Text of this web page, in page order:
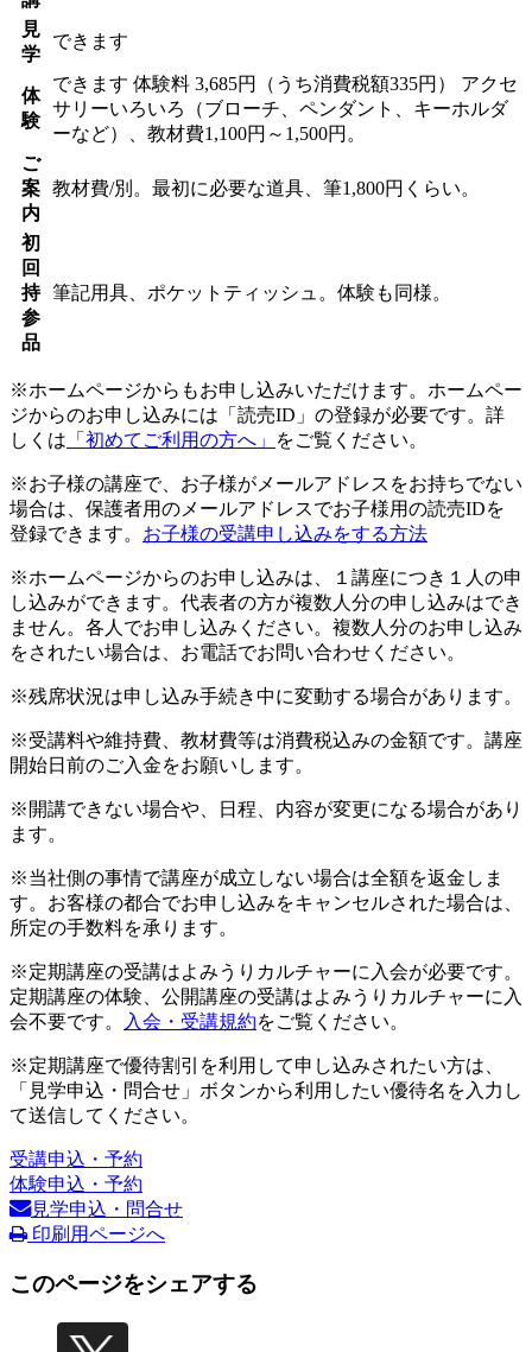
見
学
できます
体
験
できます 体験料 3,685円（うち消費税額335円） アクセ
サリーいろいろ（ブローチ、ペンダント、キーホルダ
ーなど）、教材費1,100円～1,500円。
ご
案
内
教材費/別。最初に必要な道具、筆1,800円くらい。
初
回
持
参
品
筆記用具、ポケットティッシュ。体験も同様。
※ホームページからもお申し込みいただけます。ホームペー
ジからのお申し込みには「読売ID」の登録が必要です。詳
しくは 「初めてご利用の方へ」 をご覧ください。
※お子様の講座で、お子様がメールアドレスをお持ちでない
場合は、保護者用のメールアドレスでお子様用の読売IDを
登録できます。 お子様の受講申し込みをする方法
※ホームページからのお申し込みは、１講座につき１人の申
し込みができます。代表者の方が複数人分の申し込みはでき
ません。各人でお申し込みください。複数人分のお申し込み
をされたい場合は、お電話でお問い合わせください。
※残席状況は申し込み手続き中に変動する場合があります。
※受講料や維持費、教材費等は消費税込みの金額です。講座
開始日前のご入金をお願いします。
※開講できない場合や、日程、内容が変更になる場合があり
ます。
※当社側の事情で講座が成立しない場合は全額を返金しま
す。お客様の都合でお申し込みをキャンセルされた場合は、
所定の手数料を承ります。
※定期講座の受講はよみうりカルチャーに入会が必要です。
定期講座の体験、公開講座の受講はよみうりカルチャーに入
会不要です。
入会・受講規約をご覧ください。
※定期講座で優待割引を利用して申し込みされたい方は、
「見学申込・問合せ」ボタンから利用したい優待名を入力し
て送信してください。
受講申込・予約
体験申込・予約
見学申込・問合せ
印刷用ページへ
このページをシェアする